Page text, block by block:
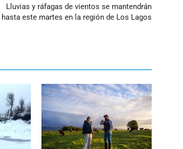
Lluvias y ráfagas de vientos se mantendrán
hasta este martes en la región de Los Lagos